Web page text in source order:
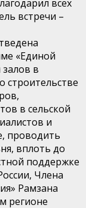
всех
встречи –
«Единой
в
строительстве
в сельской
и
проводить
вплоть до
поддержке
Члена
Рамзана
регионе